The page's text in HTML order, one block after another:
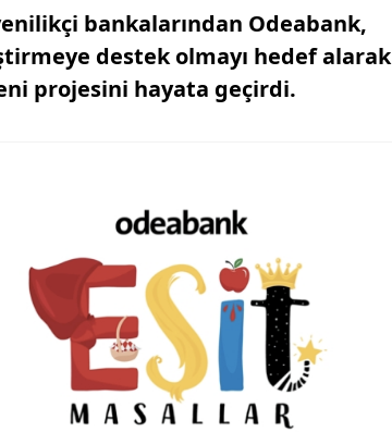
bankalarından Odeabank,
destek olmayı hedef alarak
projesini hayata geçirdi.